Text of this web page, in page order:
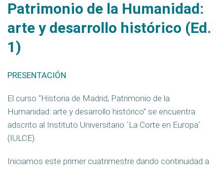
Patrimonio de la Humanidad:
arte y desarrollo histórico (Ed.
1)
PRESENTACIÓN
El curso “Historia de Madrid, Patrimonio de la
Humanidad: arte y desarrollo histórico” se encuentra
adscrito al Instituto Universitario ´La Corte en Europa`
(IULCE).
Iniciamos este primer cuatrimestre dando continuidad a